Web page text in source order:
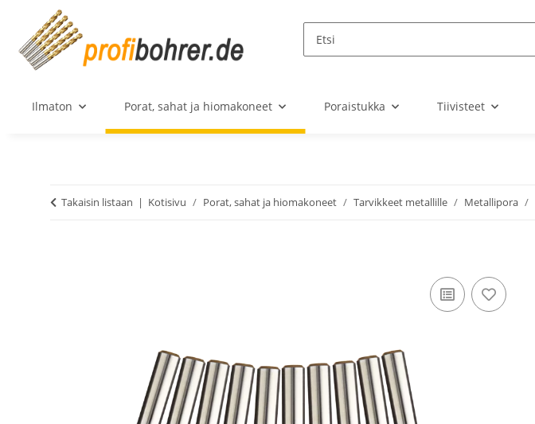
Ilmaton Porat, sahat ja hiomakoneet Poraistukka Tiivisteet
Takaisin listaan Kotisivu Porat, sahat ja hiomakoneet Tarvikkeet metallille Metallipora